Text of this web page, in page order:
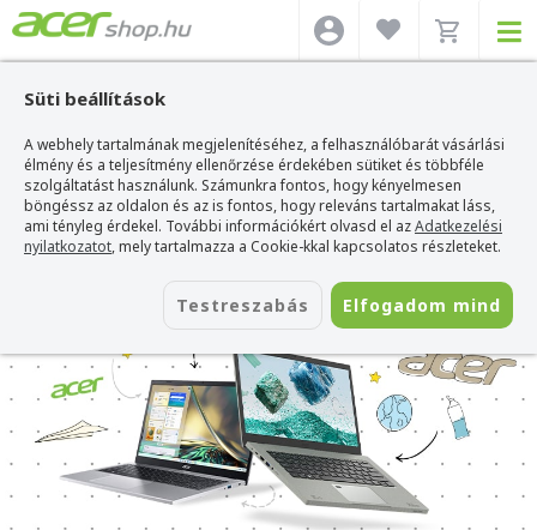
Süti beállítások
A webhely tartalmának megjelenítéséhez, a felhasználóbarát vásárlási
élmény és a teljesítmény ellenőrzése érdekében sütiket és többféle
szolgáltatást használunk. Számunkra fontos, hogy kényelmesen
böngéssz az oldalon és az is fontos, hogy releváns tartalmakat láss,
ami tényleg érdekel. További információkért olvasd el azAdatkezelési
nyilatkozatot, mely tartalmazza a Cookie-kkal kapcsolatos részleteket.
Testreszabás Elfogadom mind